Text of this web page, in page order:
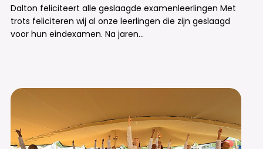
Dalton feliciteert alle geslaagde examenleerlingen Met
trots feliciteren wij al onze leerlingen die zijn geslaagd
voor hun eindexamen. Na jaren...